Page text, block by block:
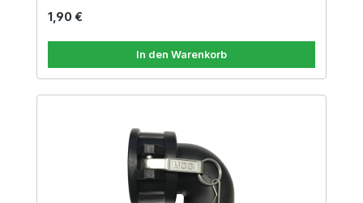
Regulärer Preis:
1,90 €
In den Warenkorb